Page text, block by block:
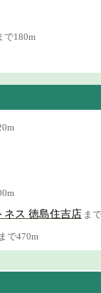
で180m
ネス 徳島住吉店 ま
まで470m